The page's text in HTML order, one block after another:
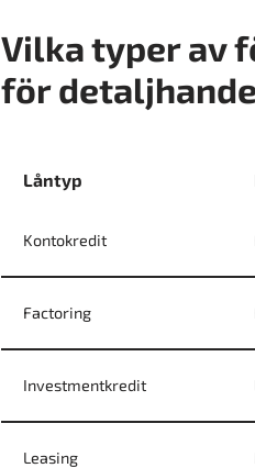
Vilka typer av
för
Låntyp
Kontokredit
Factoring
Investmentkredit
Leasing